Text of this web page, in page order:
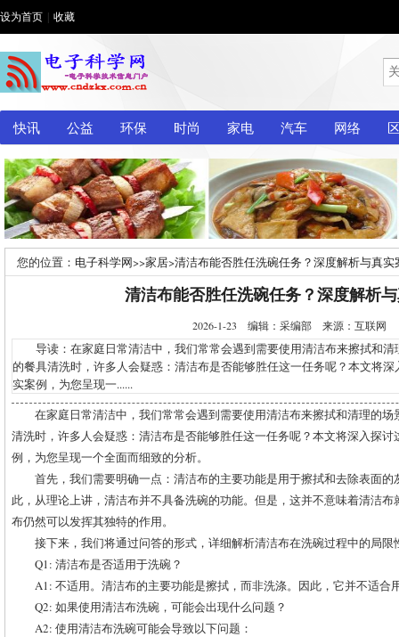
设为首页 收藏
快讯 公益 环保 时尚 家电 汽车 网络
您的位置： 电子科学网>>家居>清洁布能否胜任洗碗任务？深度解析与真实
清洁布能否胜任洗碗任务？深度解析
2026-1-23 编辑：采编部 来源：互联网
导读：在家庭日常清洁中，我们常常会遇到需要使用清洁布来擦拭和清
的餐具清洗时，许多人会疑惑：清洁布是否能够胜任这一任务呢？本文将
实案例，为您呈现一......
在家庭日常清洁中，我们常常会遇到需要使用清洁布来擦拭和清理的
清洗时，许多人会疑惑：清洁布是否能够胜任这一任务呢？本文将深入探
例，为您呈现一个全面而细致的分析。
首先，我们需要明确一点：清洁布的主要功能是用于擦拭和去除表面
此，从理论上讲，清洁布并不具备洗碗的功能。但是，这并不意味着清洁
布仍然可以发挥其独特的作用。
接下来，我们将通过问答的形式，详细解析清洁布在洗碗过程中的局限
Q1: 清洁布是否适用于洗碗？
A1: 不适用。清洁布的主要功能是擦拭，而非洗涤。因此，它并不适合
Q2: 如果使用清洁布洗碗，可能会出现什么问题？
A2: 使用清洁布洗碗可能会导致以下问题：